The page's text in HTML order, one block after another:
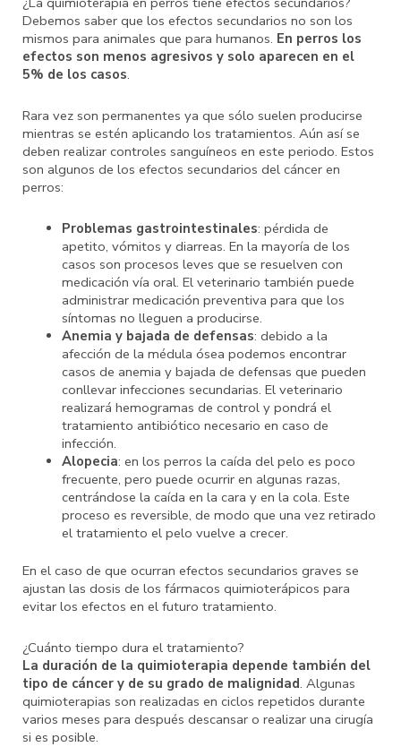
Debemos saber que los efectos secundarios no son los
mismos para animales que para humanos. En perros los
efectos son menos agresivos y solo aparecen en el
5% de los casos.
Rara vez son permanentes ya que sólo suelen producirse
mientras se estén aplicando los tratamientos. Aún así se
deben realizar controles sanguíneos en este periodo. Estos
son algunos de los efectos secundarios del cáncer en
perros:
Problemas gastrointestinales: pérdida de
apetito, vómitos y diarreas. En la mayoría de los
casos son procesos leves que se resuelven con
medicación vía oral. El veterinario también puede
administrar medicación preventiva para que los
síntomas no lleguen a producirse.
Anemia y bajada de defensas: debido a la
afección de la médula ósea podemos encontrar
casos de anemia y bajada de defensas que pueden
conllevar infecciones secundarias. El veterinario
realizará hemogramas de control y pondrá el
tratamiento antibiótico necesario en caso de
infección.
Alopecia: en los perros la caída del pelo es poco
frecuente, pero puede ocurrir en algunas razas,
centrándose la caída en la cara y en la cola. Este
proceso es reversible, de modo que una vez retirado
el tratamiento el pelo vuelve a crecer.
En el caso de que ocurran efectos secundarios graves se
ajustan las dosis de los fármacos quimioterápicos para
evitar los efectos en el futuro tratamiento.
¿Cuánto tiempo dura el tratamiento?
La duración de la quimioterapia depende también del
tipo de cáncer y de su grado de malignidad. Algunas
quimioterapias son realizadas en ciclos repetidos durante
varios meses para después descansar o realizar una cirugía
si es posible.